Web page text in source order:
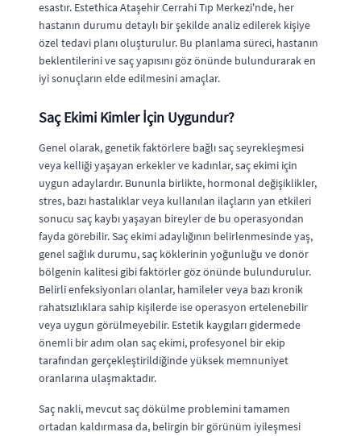
esastır. Estethica Ataşehir Cerrahi Tıp Merkezi'nde, her
hastanın durumu detaylı bir şekilde analiz edilerek kişiye
özel tedavi planı oluşturulur. Bu planlama süreci, hastanın
beklentilerini ve saç yapısını göz önünde bulundurarak en
iyi sonuçların elde edilmesini amaçlar.
Saç Ekimi Kimler İçin Uygundur?
Genel olarak, genetik faktörlere bağlı saç seyrekleşmesi
veya kelliği yaşayan erkekler ve kadınlar, saç ekimi için
uygun adaylardır. Bununla birlikte, hormonal değişiklikler,
stres, bazı hastalıklar veya kullanılan ilaçların yan etkileri
sonucu saç kaybı yaşayan bireyler de bu operasyondan
fayda görebilir. Saç ekimi adaylığının belirlenmesinde yaş,
genel sağlık durumu, saç köklerinin yoğunluğu ve donör
bölgenin kalitesi gibi faktörler göz önünde bulundurulur.
Belirli enfeksiyonları olanlar, hamileler veya bazı kronik
rahatsızlıklara sahip kişilerde ise operasyon ertelenebilir
veya uygun görülmeyebilir. Estetik kaygıları gidermede
önemli bir adım olan saç ekimi, profesyonel bir ekip
tarafından gerçekleştirildiğinde yüksek memnuniyet
oranlarına ulaşmaktadır.
Saç nakli, mevcut saç dökülme problemini tamamen
ortadan kaldırmasa da, belirgin bir görünüm iyileşmesi